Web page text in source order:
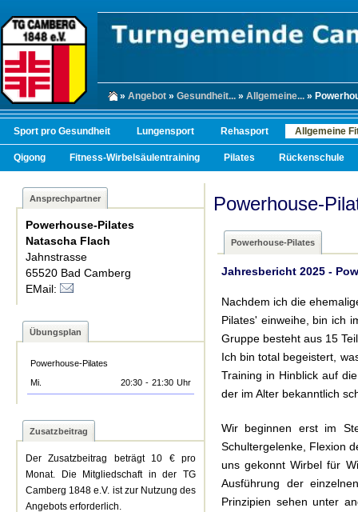
» Angebot » Gesundheit... » Allgemeine... »
Sport pro Gesundheit Lungensport Rehasport Allgemeine
Qigong Fitness-Wirbelsäulentraining Pilates Rückenschule
Ansprechpartner
Powerhouse-Pilates
Natascha Flach
Jahnstrasse
65520 Bad Camberg
EMail:
Übungsplan
Powerhouse-Pilates
Mi.
20:30 - 21:30 Uhr
Zusatzbeitrag
Der Zusatzbeitrag beträgt 10 € pro
Monat. Die Mitgliedschaft in der TG
Camberg 1848 e.V. ist zur Nutzung des
Angebots erforderlich.
Powerhouse-
Powerhouse-Pilates
Jahresbericht 2025 -
Nachdem ich die
Pilates' einweihe, bin ich
Gruppe besteht aus 15
Ich bin total begeistert,
Training in Hinblick auf
der im Alter bekanntlich
Wir beginnen erst im
Schultergelenke, Flexion
uns gekonnt Wirbel für
Ausführung der
Prinzipien sehen unter